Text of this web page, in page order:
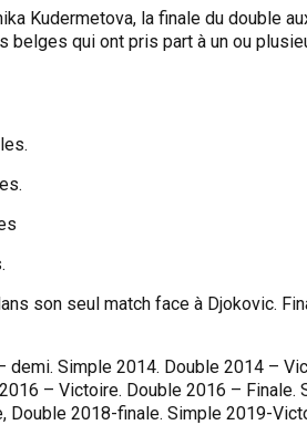
Kudermetova, la finale du double
qui ont pris part à un ou
son seul match face à Djokovic.
demi. Simple 2014. Double 2014 –
– Victoire. Double 2016 – Finale.
Double 2018-finale. Simple 2019-